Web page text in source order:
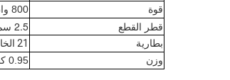
قوة
800 واط
قطر القطع 2.5 سم
بطارية
21 الخامس / 3 هـ
وزن
0.95 كجم